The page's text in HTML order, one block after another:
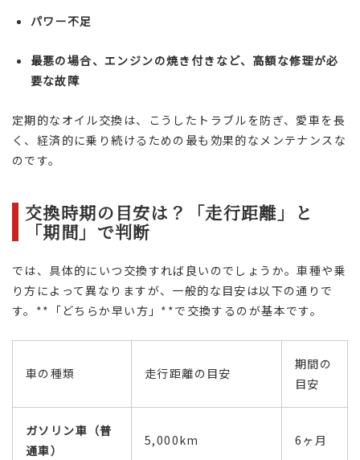
パワー不足
最悪の場合、エンジンの焼き付きなど、高額な修理が必
要な故障
定期的なオイル交換は、こうしたトラブルを防ぎ、愛車を長
く、経済的に乗り続けるための最も効果的なメンテナンスな
のです。
交換時期の目安は？「走行距離」と
「期間」で判断
では、具体的にいつ交換すれば良いのでしょうか。車種や乗
り方によって異なりますが、一般的な目安は以下の通りで
す。**「どちらか早い方」**で交換するのが基本です。
車の種類 走行距離の目安
期間の
目安
ガソリン車（普
通車）
5,000km 6ヶ月